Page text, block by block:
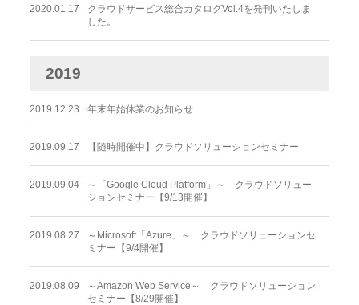
2020.01.17
クラウドサービス総合カタログVol.4を発刊いたしま
した。
2019
2019.12.23 年末年始休業のお知らせ
2019.09.17 【随時開催中】クラウドソリューションセミナー
2019.09.04
～「Google Cloud Platform」～ クラウドソリュー
ションセミナー【9/13開催】
2019.08.27
～Microsoft「Azure」～ クラウドソリューションセ
ミナー【9/4開催】
2019.08.09
～Amazon Web Service～ クラウドソリューション
セミナー【8/29開催】